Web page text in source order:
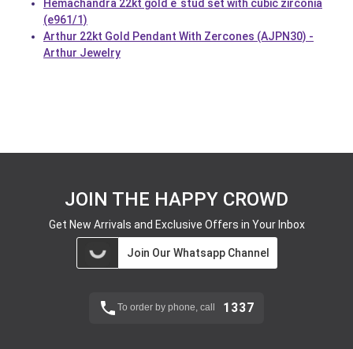
Hemachandra 22kt gold e`stud set with cubic zirconia
(e961/1)
Arthur 22kt Gold Pendant With Zercones (AJPN30) -
Arthur Jewelry
JOIN THE HAPPY CROWD
Get New Arrivals and Exclusive Offers in Your Inbox
Join Our Whatsapp Channel
To order by phone, call 1337